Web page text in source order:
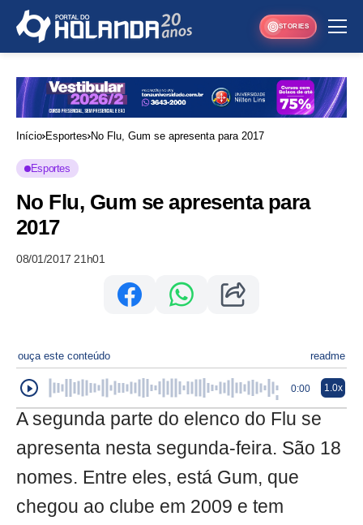
STORIES
Início Esportes No Flu, Gum se apresenta para 2017
Esportes
No Flu, Gum se apresenta para
2017
08/01/2017 21h01
ouça este conteúdo readme
0:00 1.0x
A segunda parte do elenco do Flu se
apresenta nesta segunda-feira. São 18
nomes. Entre eles, está Gum, que
chegou ao clube em 2009 e tem